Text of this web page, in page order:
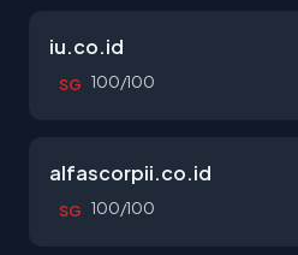
iu.co.id
SG 100/100
alfascorpii.co.id
SG 100/100